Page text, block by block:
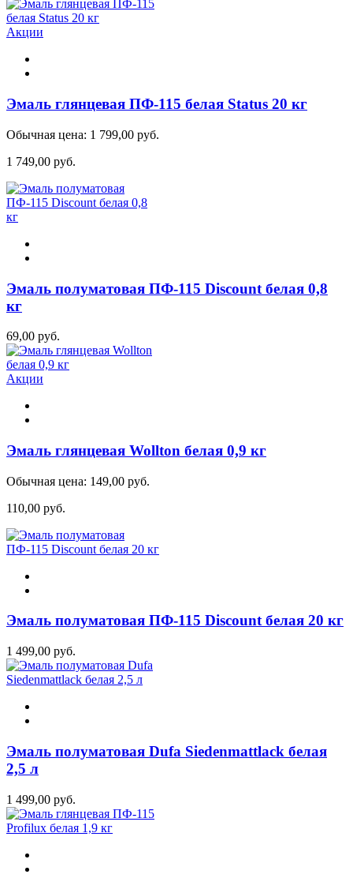
Акции
Эмаль глянцевая ПФ-115 белая Status 20 кг
Обычная цена: 1 799,00 руб.
1 749,00 руб.
Эмаль полуматовая ПФ-115 Discount белая 0,8
кг
69,00 руб.
Акции
Эмаль глянцевая Wollton белая 0,9 кг
Обычная цена: 149,00 руб.
110,00 руб.
Эмаль полуматовая ПФ-115 Discount белая 20 кг
1 499,00 руб.
Эмаль полуматовая Dufa Siedenmattlack белая
2,5 л
1 499,00 руб.